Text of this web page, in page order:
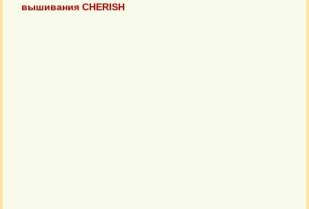
вышивания CHERISH